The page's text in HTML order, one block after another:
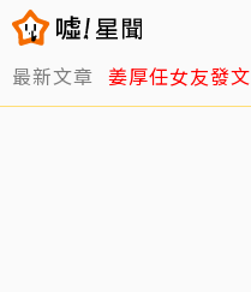
最新文章 姜厚任女友發文